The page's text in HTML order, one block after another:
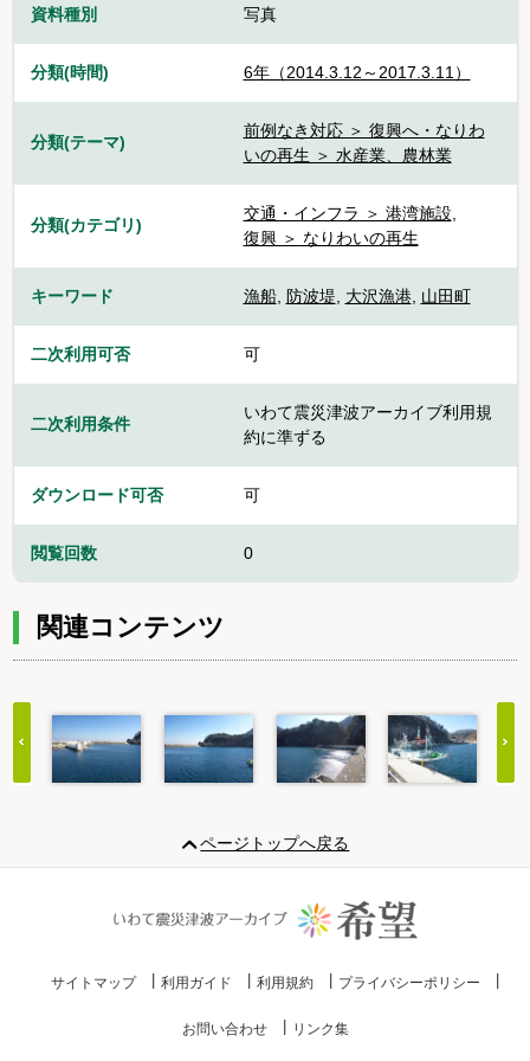
資料種別 写真
分類(時間) 6年（2014.3.12～2017.3.11）
分類(テーマ)
前例なき対応 ＞ 復興へ・なりわ
いの再生 ＞ 水産業、農林業
分類(カテゴリ)
交通・インフラ ＞ 港湾施設,
復興 ＞ なりわいの再生
キーワード 漁船, 防波堤, 大沢漁港, 山田町
二次利用可否 可
二次利用条件
いわて震災津波アーカイブ利用規
約に準ずる
ダウンロード可否 可
閲覧回数 0
関連コンテンツ
20
ページトップへ戻る
サイトマップ 利用ガイド 利用規約 プライバシーポリシー
お問い合わせ リンク集